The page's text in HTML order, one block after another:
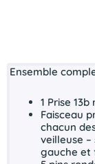
Ensemble
1 Prise
Faisceau
chacun
veilleuse
gauche et